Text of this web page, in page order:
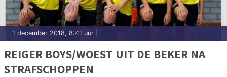
1 december 2018, 8:41 uur
REIGER BOYS/WOEST UIT DE BEKER NA
STRAFSCHOPPEN